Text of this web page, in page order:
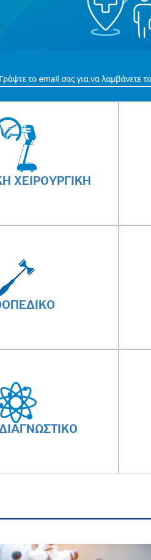
ΧΕΙΡΟΥΡΓΙΚΗ